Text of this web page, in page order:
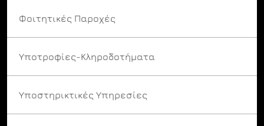
Φοιτητικές Παροχές
Υποτροφίες-Κληροδοτήματα
Υποστηρικτικές Υπηρεσίες